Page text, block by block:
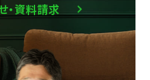
・資料請求